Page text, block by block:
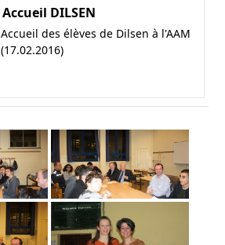
Accueil DILSEN
Accueil des élèves de Dilsen à l'AAM
(17.02.2016)